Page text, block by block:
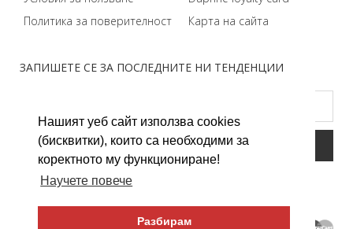
Нашият уеб сайт използва cookies
(бисквитки), които са необходими за
коректното му функциониране!
Научете повече
Разбирам
ЗАПИШЕТЕ СЕ ЗА ПОСЛЕДНИТЕ НИ ТЕНДЕНЦИИ
Политика за поверителност
Карта на сайта